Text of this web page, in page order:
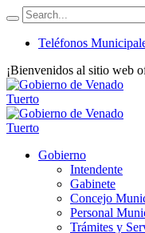
Teléfonos
¡Bienvenidos al sitio web
Gobierno
Intendente
Gabinete
Concejo
Personal
Trámites y